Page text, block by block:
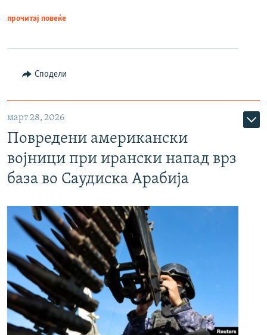
прочитај повеќе
Сподели
март 28, 2026
Повредени американски
војници при ирански напад врз
база во Саудиска Арабија